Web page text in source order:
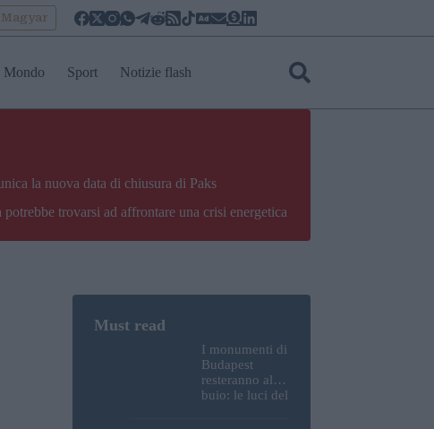
Mondo Sport Notizie flash
la nuova data di chiusura di Paks
trovarsi ad affrontare una crisi energetica
I monumenti di
Budapest
resteranno al
buio: le luci del